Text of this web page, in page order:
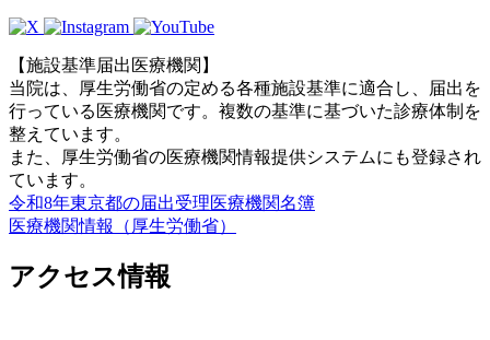
【施設基準届出医療機関】
当院は、厚生労働省の定める各種施設基準に適合し、届出を
行っている医療機関です。複数の基準に基づいた診療体制を
整えています。
また、厚生労働省の医療機関情報提供システムにも登録され
ています。
令和8年東京都の届出受理医療機関名簿
医療機関情報（厚生労働省）
アクセス情報